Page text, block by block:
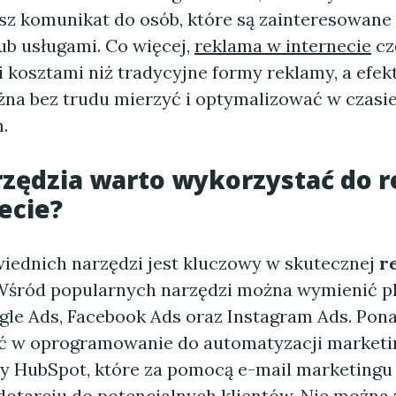
komunikat do osób, które są
usługami. Co więcej, reklama w internecie
kosztami niż tradycyjne formy reklamy, a
bez trudu mierzyć i optymalizować w
warto wykorzystać do
narzędzi jest kluczowy w skutecznej
popularnych narzędzi można wymienić
Ads, Facebook Ads oraz Instagram Ads.
w oprogramowanie do automatyzacji
HubSpot, które za pomocą e-mail marketingu